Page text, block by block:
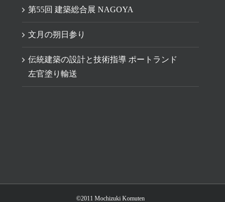
第55回 建築総合展 NAGOYA
文月の朔日参り
伝統建築の設計と技術指導 ポートランド
左官塗り輸送
©2011 Mochizuki Komuten